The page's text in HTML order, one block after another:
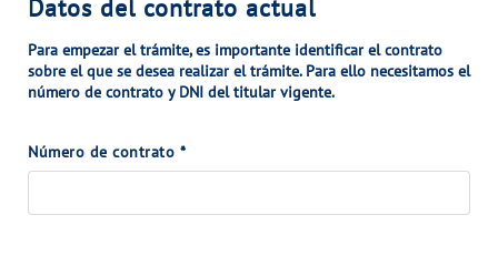
VER TODAS LAS GESTIONES
CONÓCENOS
VER TODAS LAS GESTIONES
Datos del contrato actual
Para empezar el trámite, es importante identificar elcontrato
sobre el que se desea realizar el trámite. Para ello necesitamos el
número de contrato y DNI del titular vigente.
Número de contrato *